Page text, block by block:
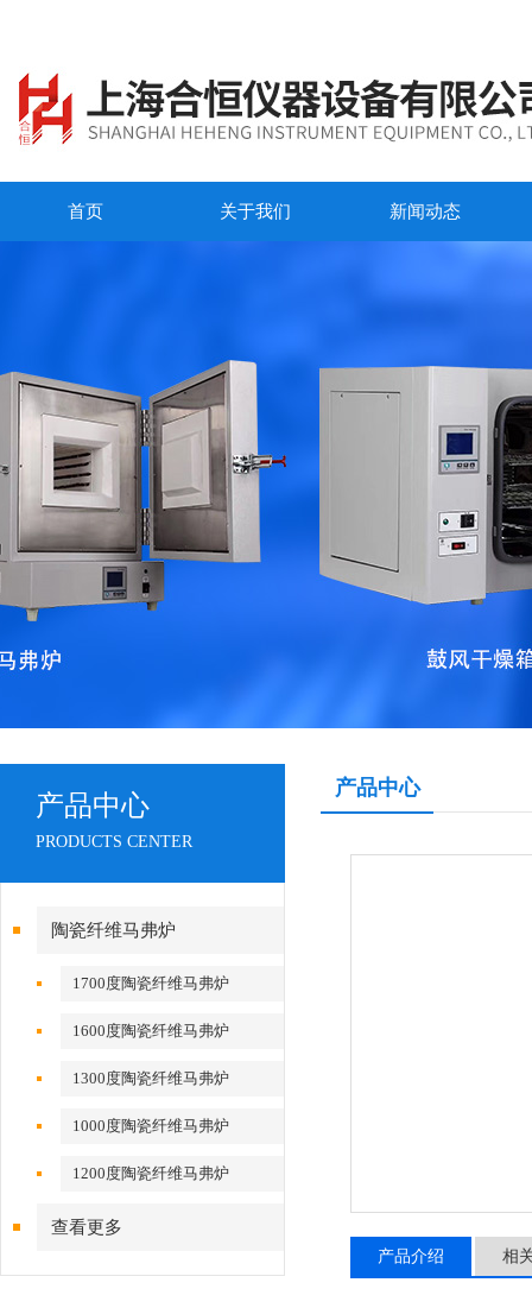
首页 关于我们 新闻动态
产品中心
PRODUCTS CENTER
陶瓷纤维马弗炉
1700度陶瓷纤维马弗炉
1600度陶瓷纤维马弗炉
1300度陶瓷纤维马弗炉
1000度陶瓷纤维马弗炉
1200度陶瓷纤维马弗炉
查看更多
产品中心
产品介绍 相